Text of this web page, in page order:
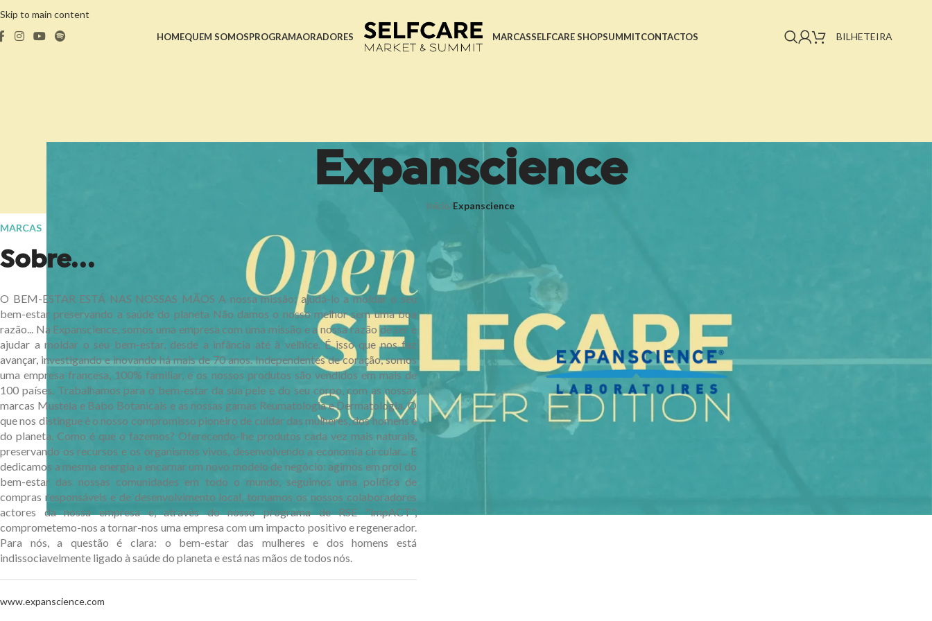
Skip to main content
HOMEQUEM SOMOSPROGRAMAORADORES MARCASSELFCARE SHOPSUMMITCONTACTOS BILHETEIRA
Expanscience
Início/Expanscience
MARCAS
Sobre...
O BEM-ESTAR ESTÁ NAS NOSSAS MÃOS A nossa missão: ajudá-lo a moldar o seu
bem-estar preservando a saúde do planeta Não damos o nosso melhor sem uma boa
razão... Na Expanscience, somos uma empresa com uma missão e a nossa razão de ser é
ajudar a moldar o seu bem-estar, desde a infância até à velhice. É isso que nos faz
avançar, investigando e inovando há mais de 70 anos. Independentes de coração, somos
uma empresa francesa, 100% familiar, e os nossos produtos são vendidos em mais de
100 países. Trabalhamos para o bem-estar da sua pele e do seu corpo, com as nossas
marcas Mustela e Babo Botanicals e as nossas gamas Reumatologia e Dermatologia. O
que nos distingue é o nosso compromisso pioneiro de cuidar das mulheres, dos homens e
do planeta. Como é que o fazemos? Oferecendo-lhe produtos cada vez mais naturais,
preservando os recursos e os organismos vivos, desenvolvendo a economia circular... E
dedicamos a mesma energia a encarnar um novo modelo de negócio: agimos em prol do
bem-estar das nossas comunidades em todo o mundo, seguimos uma política de
compras responsáveis e de desenvolvimento local, tornamos os nossos colaboradores
actores da nossa empresa e, através do nosso programa de RSE "impACT",
comprometemo-nos a tornar-nos uma empresa com um impacto positivo e regenerador.
Para nós, a questão é clara: o bem-estar das mulheres e dos homens está
indissociavelmente ligado à saúde do planeta e está nas mãos de todos nós.
www.expanscience.com